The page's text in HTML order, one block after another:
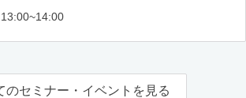
のセミナー・イベントを見る